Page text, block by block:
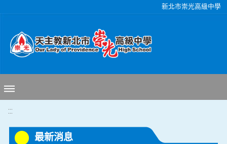
新北市崇光高級中學
:::
最新消息